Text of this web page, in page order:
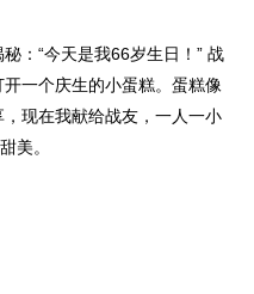
：“今天是我66岁生日！” 战
一个庆生的小蛋糕。蛋糕像
现在我献给战友，一人一小
美。